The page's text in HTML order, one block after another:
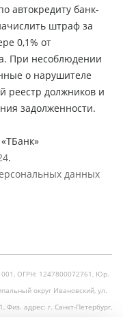
автокредиту банк-
штраф за
0,1% от
При несоблюдении
о нарушителе
реестр должников и
задолженности.
.
данных
ОГРН: 1247800072761, Юр.
округ Ивановский, ул.
Физ. адрес: г. Санкт-Петербург,